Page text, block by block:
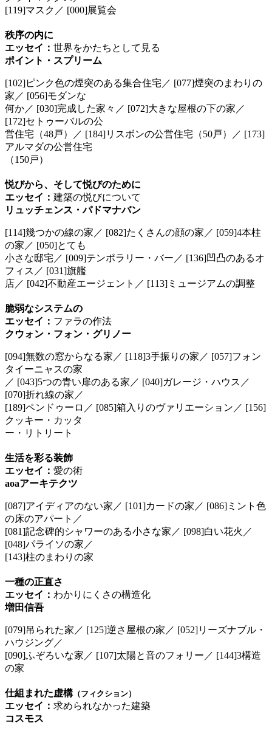
[119]マスク／ [000]展覧会
秩序の内に
エッセイ： 世界をかたちとして見る
ポイント・スプリーム
[102]ピンク色の煙突のある集合住宅／ [077]煙突のまわりの
家／ [056]モダンな
何か／ [030]完成した家々／ [072]大きな屋根の下の家／
[172]セトゥーバルの公
営住宅（48戸）／ [184]リスボンの公営住宅（50戸）／ [173]
アルマダの公営住宅
（150戸）
悦びから、そして悦びのために
エッセイ： 建築の悦びについて
リュッチェンス・パドマナバン
[114]幾つかの線の家／ [082]たくさんの顔の家／ [059]4本柱
の家／ [050]とても
小さな邸宅／ [009]テンポラリー・バー／ [136]凹凸のあるオ
フィス／ [031]旗艦
店／ [042]不動産エージェント／ [113]ミュージアムの調整
脆弱なシステムの
エッセイ： ファラの作法
クウォン・フォン・グリノー
[094]無数の窓からなる家／ [118]3手振りの家／ [057]フォン
タイーニャスの家
／ [043]5つの青い扉のある家／ [040]ガレージ・ハウス／
[070]折れ線の家／
[189]ペンドゥーロ／ [085]箱入りのヴァリエーション／ [156]
クッキー・カッタ
ー・リトリート
生活を彩る装飾
エッセイ： 愛の術
aoaアーキテクツ
[087]アイディアのない家／ [101]カードの家／ [086]ミント色
の床のアパート／
[081]記念碑的シャワーのある小さな家／ [098]白い花火／
[048]パライソの家／
[143]柱のまわりの家
一種の正直さ
エッセイ： わかりにくさの構造化
増田信吾
[079]吊られた家／ [125]逆さ屋根の家／ [052]リーズナブル・
ハウジング／
[090]ふぞろいな家／ [107]太陽と音のフォリー／ [144]3構造
の家
仕組まれた虚構（フィクション）
エッセイ： 求められなかった建築
コスモス